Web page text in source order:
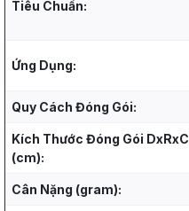
Tiêu Chuẩn:
Ứng Dụng:
Quy Cách Đóng Gói:
Kích Thước Đóng Gói DxRxC
(cm):
Cân Nặng (gram):